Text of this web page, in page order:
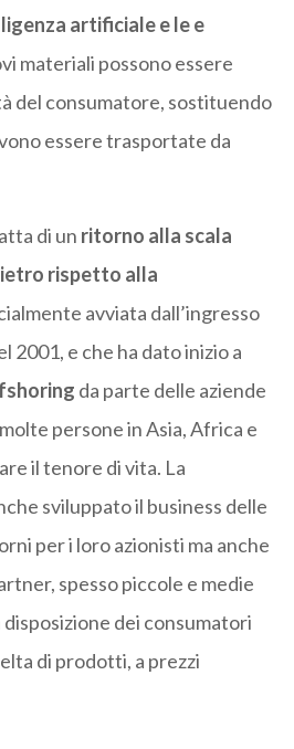
artificiale e le e
materiali possono essere
del consumatore, sostituendo
essere trasportate da
di un ritorno alla scala
rispetto alla
avviata dall’ingresso
2001, e che ha dato inizio a
da parte delle aziende
persone in Asia, Africa e
il tenore di vita. La
sviluppato il business delle
per i loro azionisti ma anche
spesso piccole e medie
disposizione dei consumatori
di prodotti, a prezzi